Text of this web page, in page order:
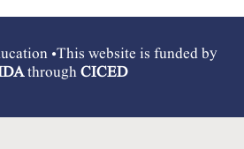
•This website is funded by
throughCICED